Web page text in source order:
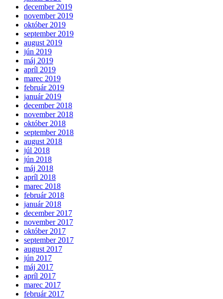
december 2019
november 2019
október 2019
september 2019
august 2019
jún 2019
máj 2019
apríl 2019
marec 2019
február 2019
január 2019
december 2018
november 2018
október 2018
september 2018
august 2018
júl 2018
jún 2018
máj 2018
apríl 2018
marec 2018
február 2018
január 2018
december 2017
november 2017
október 2017
september 2017
august 2017
jún 2017
máj 2017
apríl 2017
marec 2017
február 2017